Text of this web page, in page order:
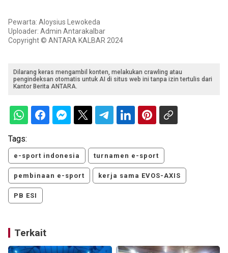
Pewarta: Aloysius Lewokeda
Uploader: Admin Antarakalbar
Copyright © ANTARA KALBAR 2024
Dilarang keras mengambil konten, melakukan crawling atau
pengindeksan otomatis untuk AI di situs web ini tanpa izin tertulis dari
Kantor Berita ANTARA.
Tags:
e-sport indonesia turnamen e-sport
pembinaan e-sport kerja sama EVOS-AXIS
PB ESI
Terkait